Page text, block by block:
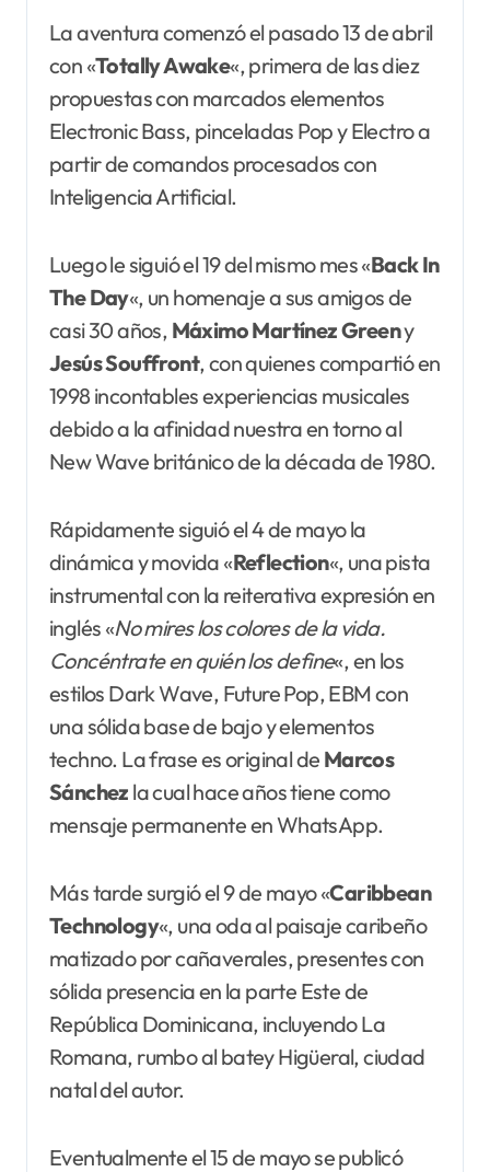
La aventura comenzó el pasado 13 de abril
con «Totally Awake«, primera de las diez
propuestas con marcados elementos
Electronic Bass, pinceladas Pop y Electro a
partir de comandos procesados con
Inteligencia Artificial.
Luego le siguió el 19 del mismo mes «Back In
The Day«, un homenaje a sus amigos de
casi 30 años, MáximoMartínez Greeny
Jesús Souffront, con quienes compartió en
1998 incontables experiencias musicales
debido a la afinidad nuestra en torno al
New Wave británico de la década de 1980.
Rápidamente siguió el 4 de mayo la
dinámica y movida «Reflection«, una pista
instrumental con la reiterativa expresión en
inglés «No mires los colores de la vida.
Concéntrate en quién los define«, en los
estilos Dark Wave, Future Pop, EBM con
una sólida base de bajo y elementos
techno. La frase es original de Marcos
Sánchez la cual hace años tiene como
mensaje permanente en WhatsApp.
Más tarde surgió el 9 de mayo «Caribbean
Technology«, una oda al paisaje caribeño
matizado por cañaverales, presentes con
sólida presencia en la parte Este de
República Dominicana, incluyendo La
Romana, rumbo al batey Higüeral, ciudad
natal del autor.
Eventualmente el 15 de mayo se publicó